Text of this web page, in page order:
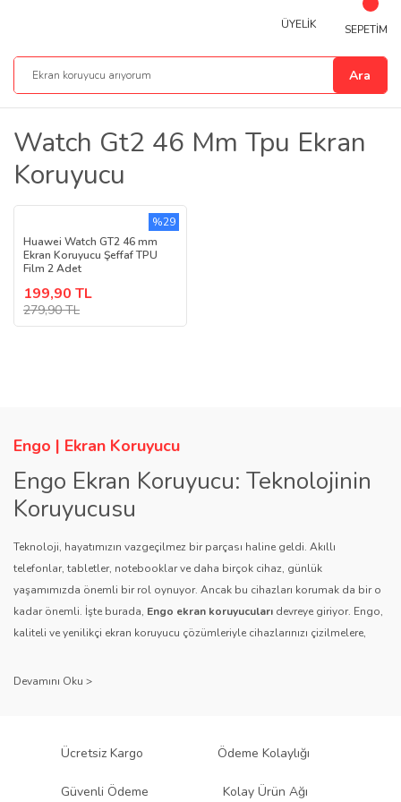
Ara
ÜYELİK SEPETİM
Watch Gt2 46 Mm Tpu Ekran
Koruyucu
Huawei Watch GT2 46 mm
Ekran Koruyucu Şeffaf TPU
Film 2 Adet
199,90 TL
279,90 TL
%29
Engo | Ekran Koruyucu
Engo Ekran Koruyucu: Teknolojinin
Koruyucusu
Teknoloji, hayatımızın vazgeçilmez bir parçası haline geldi. Akıllı
telefonlar, tabletler, notebooklar ve daha birçok cihaz, günlük
yaşamımızda önemli bir rol oynuyor. Ancak bu cihazları korumak da bir o
kadar önemli. İşte burada, Engo ekran koruyucuları devreye giriyor. Engo,
kaliteli ve yenilikçi ekran koruyucu çözümleriyle cihazlarınızı çizilmelere,
sağlıyor.
Engo ekran koruyucuları
, uzun yıllara dayanan tecrübesi ve teknolojiye
ürününü titiz bir kalite kontrol sürecinden geçirir. Kullanıcı dostu tasarımı
Ücretsiz Kargo Ödeme Kolaylığı
Güvenli Ödeme Kolay Ürün Ağı